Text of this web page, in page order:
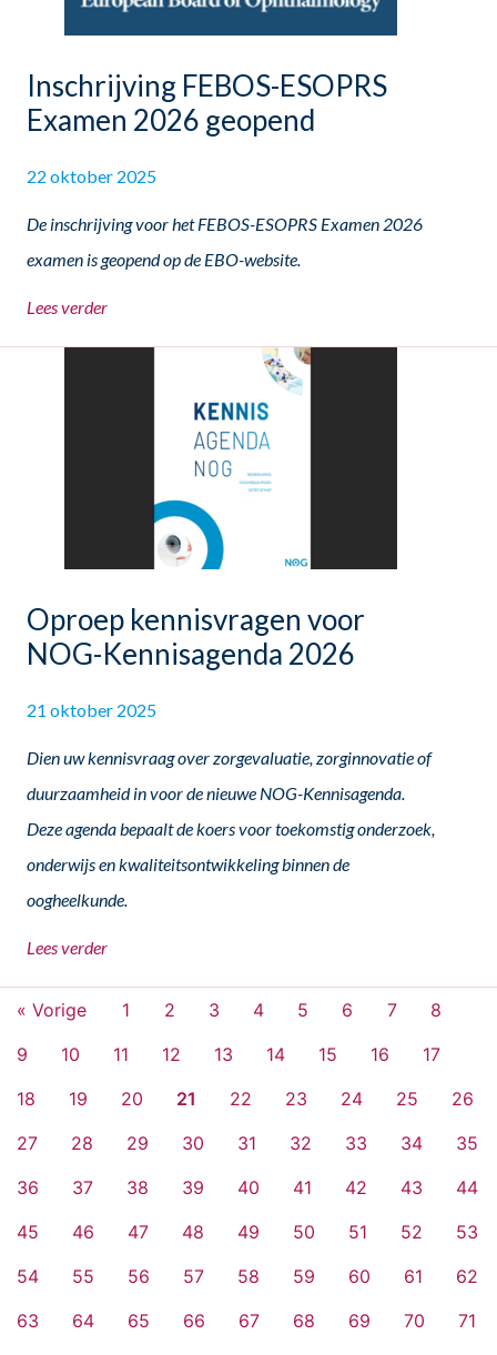
Inschrijving FEBOS-ESOPRS
Examen 2026 geopend
22 oktober 2025
De inschrijving voor het FEBOS-ESOPRS Examen 2026
examen is geopend op de EBO-website.
Lees verder
Oproep kennisvragen voor
NOG-Kennisagenda 2026
21 oktober 2025
Dien uw kennisvraag over zorgevaluatie, zorginnovatie of
duurzaamheid in voor de nieuwe NOG-Kennisagenda.
Deze agenda bepaalt de koers voor toekomstig onderzoek,
onderwijs en kwaliteitsontwikkeling binnen de
oogheelkunde.
Lees verder
« Vorige 1 2 3 4 5 6 7
8
9
10 11 12 13 14 15 16
17
18
19 20 21 22 23 24 25
26
27
28 29 30 31 32 33 34
35
36
37 38 39 40 41 42 43
44
45
46 47 48 49 50 51 52
53
54
55 56 57 58 59 60 61
62
63
64 65 66 67 68 69 70
71